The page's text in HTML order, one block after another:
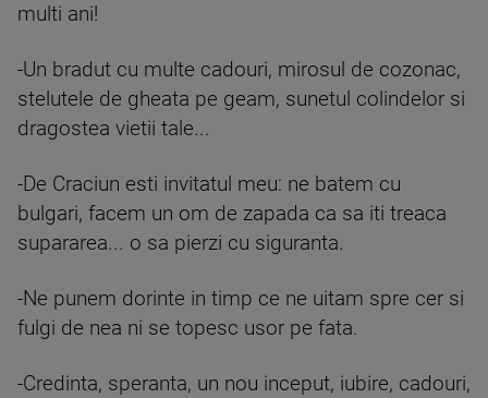
multi ani!
-Un bradut cu multe cadouri, mirosul de cozonac,
stelutele de gheata pe geam, sunetul colindelor si
dragostea vietii tale...
-De Craciun esti invitatul meu: ne batem cu
bulgari, facem un om de zapada ca sa iti treaca
supararea... o sa pierzi cu siguranta.
-Ne punem dorinte in timp ce ne uitam spre cer si
fulgi de nea ni se topesc usor pe fata.
-Credinta, speranta, un nou inceput, iubire, cadouri,